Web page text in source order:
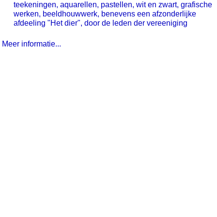
teekeningen, aquarellen, pastellen, wit en zwart, grafische
werken, beeldhouwwerk, benevens een afzonderlijke
afdeeling "Het dier", door de leden der vereeniging
Meer informatie...